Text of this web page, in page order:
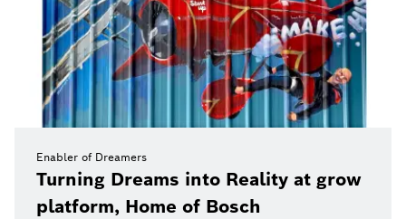
Enabler of Dreamers
Turning Dreams into Reality at grow
platform, Home of Bosch